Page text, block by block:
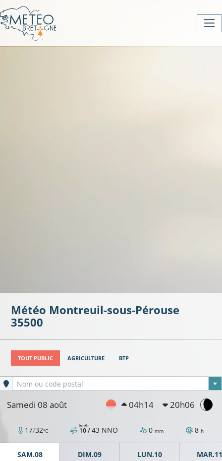
Météo Montreuil-sous-Pérouse
35500
TOUT PUBLIC AGRICULTURE BTP
Ville sélectionnée
Nom ou code postal
Samedi 08 août 04h14 20h06
17/32°C 10 /
km/h 43 NNO 0 mm 8 h
SAM.08 DIM.09 LUN.10 MAR.11